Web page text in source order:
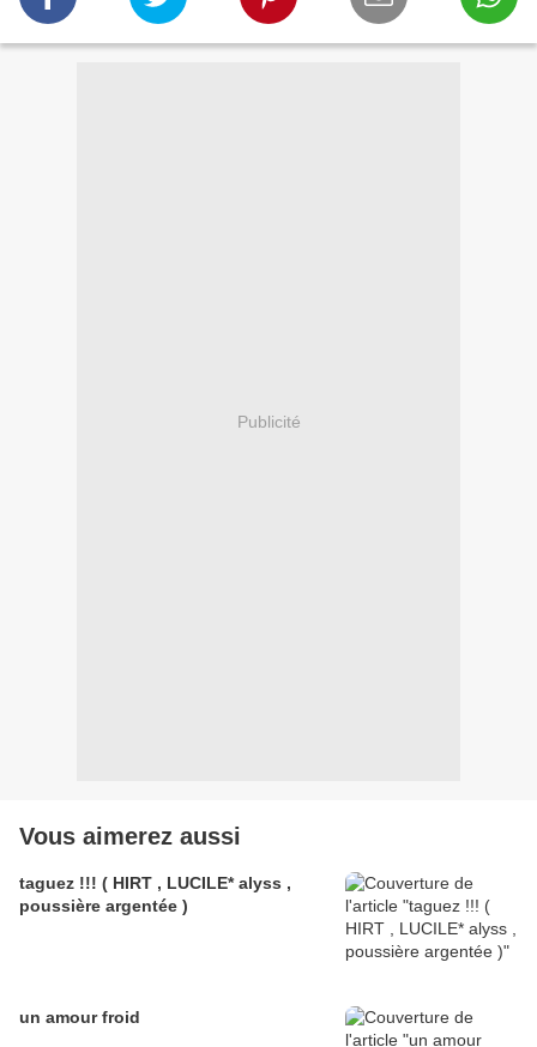
Publicité
Vous aimerez aussi
taguez !!! ( HIRT , LUCILE* alyss ,
poussière argentée )
un amour froid